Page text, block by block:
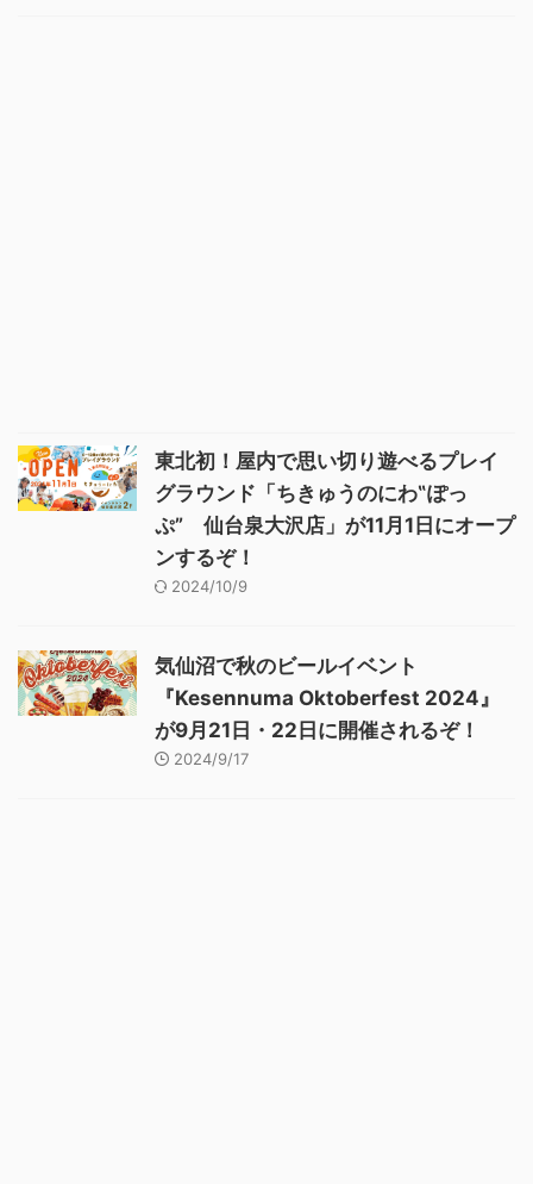
東北初！屋内で思い切り遊べるプレイ
グラウンド「ちきゅうのにわ‟ぽっ
ぷ” 仙台泉大沢店」が11月1日にオープ
ンするぞ！
2024/10/9
気仙沼で秋のビールイベント
『Kesennuma Oktoberfest 2024』
が9月21日・22日に開催されるぞ！
2024/9/17